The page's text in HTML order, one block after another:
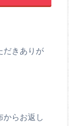
だきありが
からお返し